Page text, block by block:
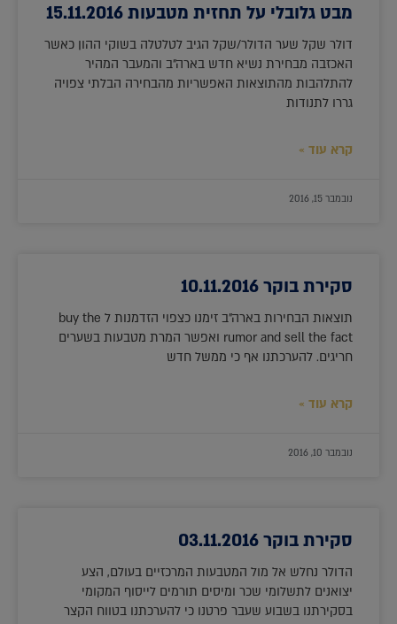
מבט גלובלי על תחזית מטבעות 15.11.2016
דולר שקל שער הדולר/שקל הגיב לטלטלה בשוקי ההון כאשר
האכזבה מבחירת נשיא חדש בארה"ב והמעבר המהיר
להתלהבות מהתוצאות האפשריות מהבחירה הבלתי צפויה
גררו לתנודות
קרא עוד »
נובמבר 15, 2016
סקירת בוקר 10.11.2016
תוצאות הבחירות בארה"ב זימנו כצפוי הזדמנות ל buy the
rumor and sell the fact ואפשר המרת מטבעות בשערים
חריגים. להערכתנו אף כי ממשל חדש
קרא עוד »
נובמבר 10, 2016
סקירת בוקר 03.11.2016
הדולר נחלש אל מול המטבעות המרכזיים בעולם, הצע
יצואנים לתשלומי שכר ומיסים תורמים לייסוף המקומי
בסקירתנו בשבוע שעבר פרטנו כי להערכתנו בטווח הקצר